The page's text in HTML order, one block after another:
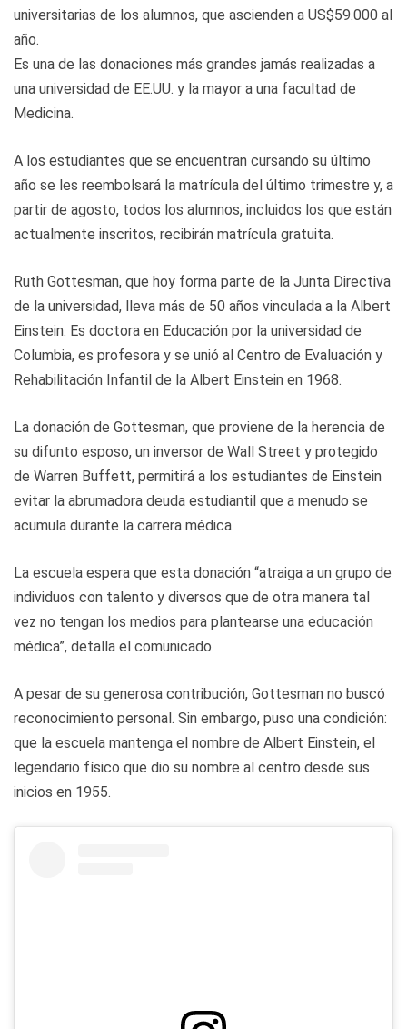
universitarias de los alumnos, que ascienden a US$59.000 al
año.
Es una de las donaciones más grandes jamás realizadas a
una universidad de EE.UU. y la mayor a una facultad de
Medicina.
A los estudiantes que se encuentran cursando su último
año se les reembolsará la matrícula del último trimestre y, a
partir de agosto, todos los alumnos, incluidos los que están
actualmente inscritos, recibirán matrícula gratuita.
Ruth Gottesman, que hoy forma parte de la Junta Directiva
de la universidad, lleva más de 50 años vinculada a la Albert
Einstein. Es doctora en Educación por la universidad de
Columbia, es profesora y se unió al Centro de Evaluación y
Rehabilitación Infantil de la Albert Einstein en 1968.
La donación de Gottesman, que proviene de la herencia de
su difunto esposo, un inversor de Wall Street y protegido
de Warren Buffett, permitirá a los estudiantes de Einstein
evitar la abrumadora deuda estudiantil que a menudo se
acumula durante la carrera médica.
La escuela espera que esta donación “atraiga a un grupo de
individuos con talento y diversos que de otra manera tal
vez no tengan los medios para plantearse una educación
médica”, detalla el comunicado.
A pesar de su generosa contribución, Gottesman no buscó
reconocimiento personal. Sin embargo, puso una condición:
que la escuela mantenga el nombre de Albert Einstein, el
legendario físico que dio su nombre al centro desde sus
inicios en 1955.